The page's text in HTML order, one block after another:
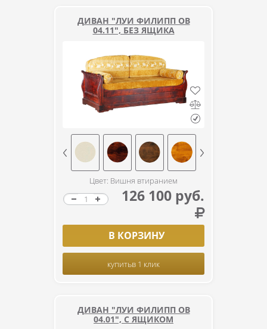
ДИВАН "ЛУИ ФИЛИПП ОВ
04.11", БЕЗ ЯЩИКА
Цвет: Вишня втиранием
126 100 руб.
В КОРЗИНУ
купитьв 1 клик
ДИВАН "ЛУИ ФИЛИПП ОВ
04.01", С ЯЩИКОМ